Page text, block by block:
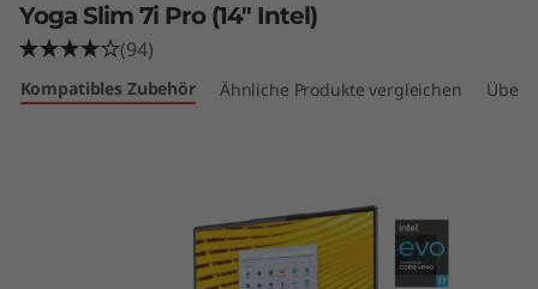
m
7
Yoga Slim 7i Pro (14" Intel)
(94)
Kompatibles Zubehör Ähnliche Produkte vergleichen